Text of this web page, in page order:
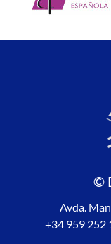
©
Avda.
+34 959 252